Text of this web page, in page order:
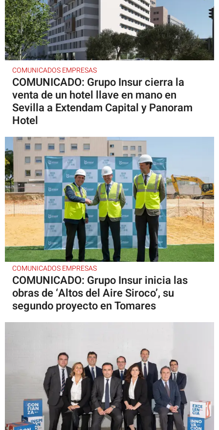
COMUNICADOS EMPRESAS
COMUNICADO: Grupo Insur cierra la
venta de un hotel llave en mano en
Sevilla a Extendam Capital y Panoram
Hotel
COMUNICADOS EMPRESAS
COMUNICADO: Grupo Insur inicia las
obras de ‘Altos del Aire Siroco’, su
segundo proyecto en Tomares